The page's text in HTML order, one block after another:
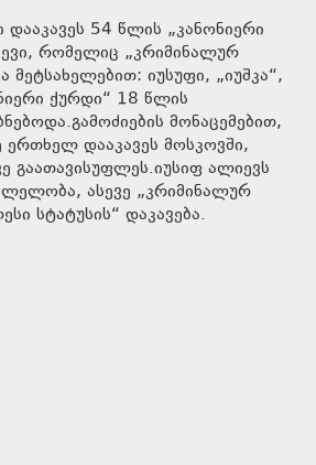
დააკავეს 54 წლის „კანონიერი
რომელიც „კრიმინალურ
მეტსახელებით: იუსუფი, „იუშკა“,
ქურდი“ 18 წლის
მონაცემებით,
დააკავეს მოსკოვში,
გაათავისუფლეს.იუსიფ ალიევს
ასევე „კრიმინალურ
სტატუსის“ დაკავება.